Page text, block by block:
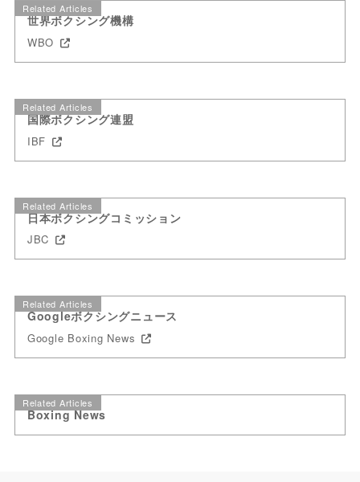
Related Articles
世界ボクシング機構
WBO
Related Articles
国際ボクシング連盟
IBF
Related Articles
日本ボクシングコミッション
JBC
Related Articles
Googleボクシングニュース
Google Boxing News
Related Articles
Boxing News